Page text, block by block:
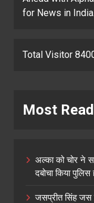
for News in India.
Total Visitor
Most Read
अल्का को चोर ने
दबोचा किया पुलिस
जसप्रीत सिंह जस